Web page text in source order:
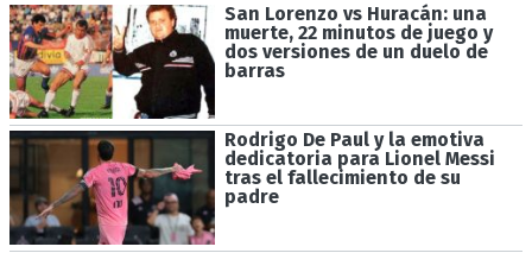
San Lorenzo vs Huracán: una
muerte, 22 minutos de juego y
dos versiones de un duelo de
barras
Rodrigo De Paul y la emotiva
dedicatoria para Lionel Messi
tras el fallecimiento de su
padre